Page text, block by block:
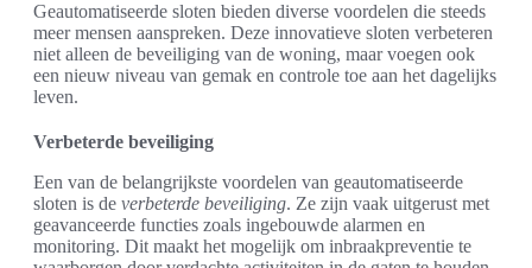
Geautomatiseerde sloten bieden diverse voordelen die steeds
meer mensen aanspreken. Deze innovatieve sloten verbeteren
niet alleen de beveiliging van de woning, maar voegen ook
een nieuw niveau van gemak en controle toe aan het dagelijks
leven.
Verbeterde beveiliging
Een van de belangrijkste voordelen van geautomatiseerde
sloten is de verbeterde beveiliging. Ze zijn vaak uitgerust met
geavanceerde functies zoals ingebouwde alarmen en
monitoring. Dit maakt het mogelijk om inbraakpreventie te